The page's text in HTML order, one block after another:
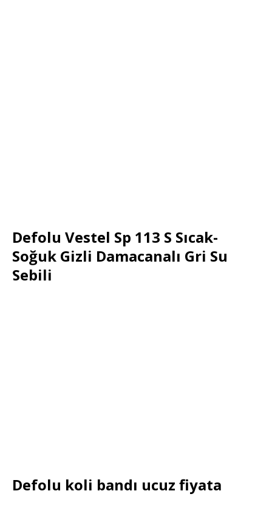
Defolu Vestel Sp 113 S Sıcak-
Soğuk Gizli Damacanalı Gri Su
Sebili
Defolu koli bandı ucuz fiyata